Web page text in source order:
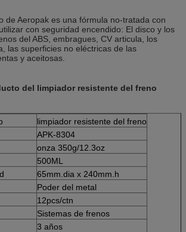
de Aeropak es una fórmula no-tratada con
con seguridad encendido: El disco y los
del ABS, embragues, CV articula, los
las superficies no eléctricas de las
y aceitosas.
del limpiador resistente del freno
limpiador resistente del freno
APK-8304
onza 350g/12.3oz
500ML
65mm.dia x 240mm.h
Poder del metal
12pcs/ctn
Sistemas de frenos
3 años